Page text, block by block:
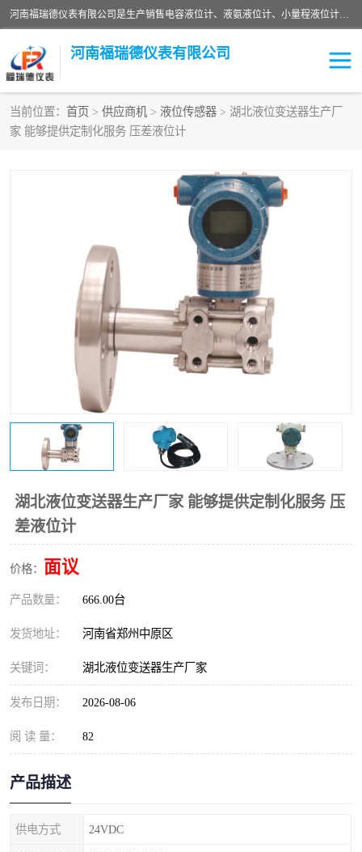
河南福瑞德仪表有限公司是生产销售电容液位计、液氨液位计、小量程液位计定制、智能锅炉水位计、液氮液位计等；并在产品开发、研制的过程中，吸取国内外仪器仪表的技术精华，建立了一支高、精、尖的科研开发队伍，使产品性能不断升级。
河南福瑞德仪表有限公司
当前位置： 首页 > 供应商机 > 液位传感器 > 湖北液位变送器生产厂
家 能够提供定制化服务 压差液位计
湖北液位变送器生产厂家 能够提供定制化服务 压
差液位计
价格： 面议
产品数量： 666.00台
发货地址： 河南省郑州中原区
关键词： 湖北液位变送器生产厂家
发布日期： 2026-08-06
阅 读 量： 82
产品描述
供电方式 24VDC
液位计
流量传感器
液氮液位计
差压变送器 液位计传感器定制
液氨液位计 物位计
油量传感器 测漏仪
温度变送器 锅炉水位计
智能锅炉水位计
流量仪表 加油站液位仪